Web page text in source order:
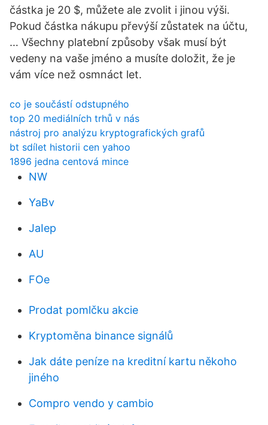
částka je 20 $, můžete ale zvolit i jinou výši.
Pokud částka nákupu převýší zůstatek na účtu,
… Všechny platební způsoby však musí být
vedeny na vaše jméno a musíte doložit, že je
vám více než osmnáct let.
co je součástí odstupného
top 20 mediálních trhů v nás
nástroj pro analýzu kryptografických grafů
bt sdílet historii cen yahoo
1896 jedna centová mince
NW
YaBv
JaIep
AU
FOe
Prodat pomlčku akcie
Kryptoměna binance signálů
Jak dáte peníze na kreditní kartu někoho
jiného
Compro vendo y cambio